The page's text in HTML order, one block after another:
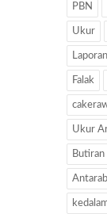
PBN
Ukur
Laporan
Falak
Ukur
Butiran